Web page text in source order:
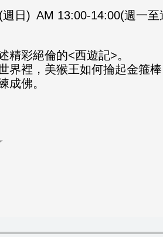
日) AM 13:00-14:00(週一至
精彩絕倫的<西遊記>。
界裡，美猴王如何掄起金箍
成佛。